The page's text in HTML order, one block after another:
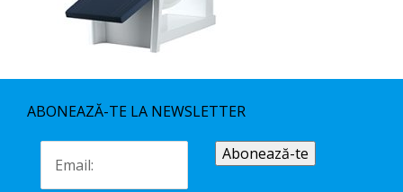
ABONEAZĂ-TE LA NEWSLETTER